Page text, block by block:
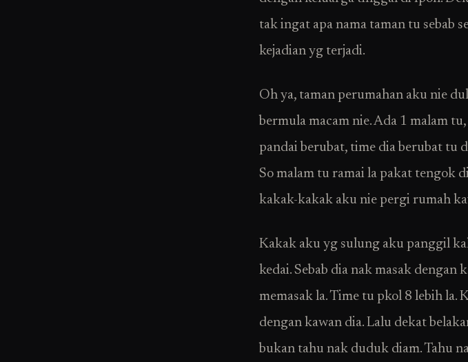
tak ingat apa nama taman tu sebab
kejadian yg terjadi.
Oh ya, taman perumahan aku nie
bermula macam nie. Ada 1 malam
pandai berubat, time dia berubat tu
So malam tu ramai la pakat tengok
kakak-kakak aku nie pergi rumah
Kakak aku yg sulung aku panggil
kedai. Sebab dia nak masak
memasak la. Time tu pkol 8 lebih la.
dengan kawan dia. Lalu dekat
bukan tahu nak duduk diam. Tahu